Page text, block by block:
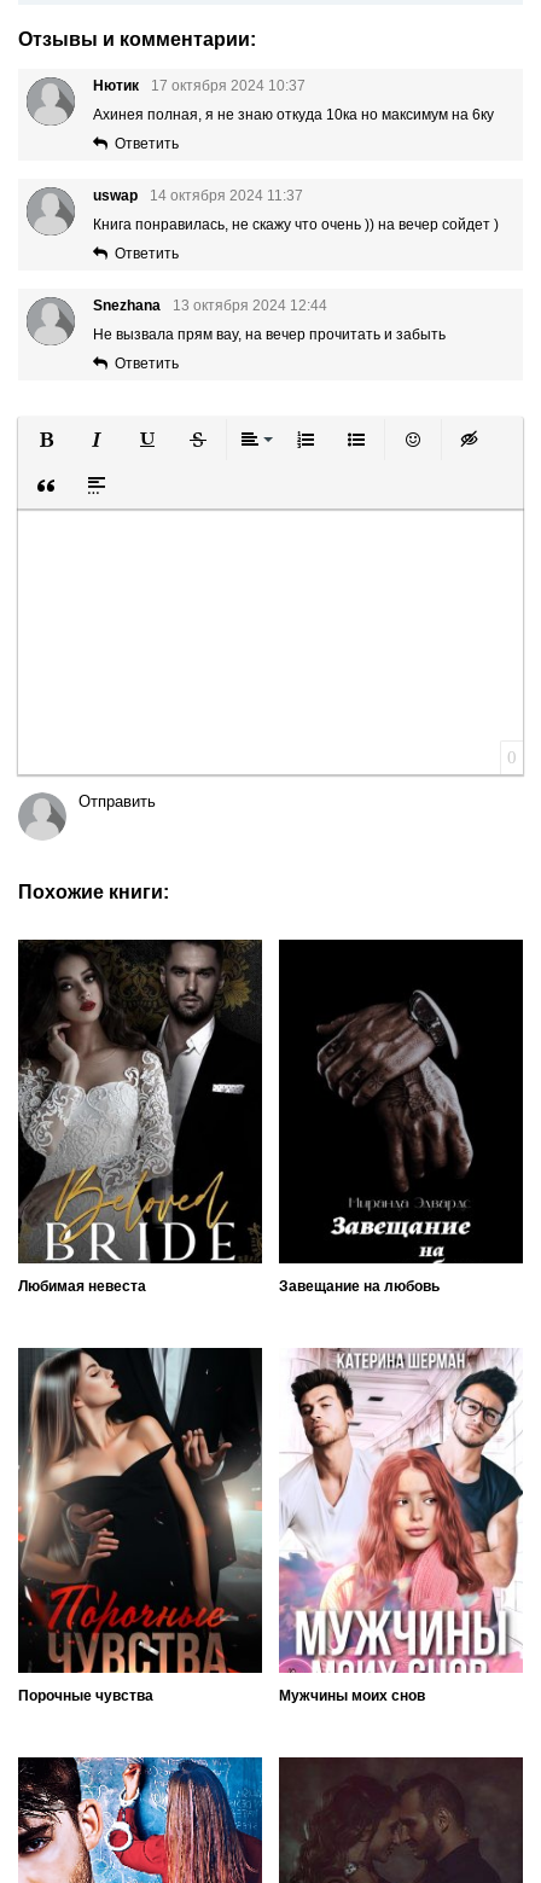
Отзывы и комментарии:
Нютик
17 октября 2024 10:37
Ахинея полная, я не знаю откуда 10ка но максимум на 6ку
Ответить
uswap
14 октября 2024 11:37
Книга понравилась, не скажу что очень )) на вечер сойдет )
Ответить
Snezhana
13 октября 2024 12:44
Не вызвала прям вау, на вечер прочитать и забыть
Ответить
Вставка цитаты
Вставка спойлера
0
Отправить
Похожие книги:
Любимая невеста Завещание на любовь
Порочные чувства Мужчины моих снов